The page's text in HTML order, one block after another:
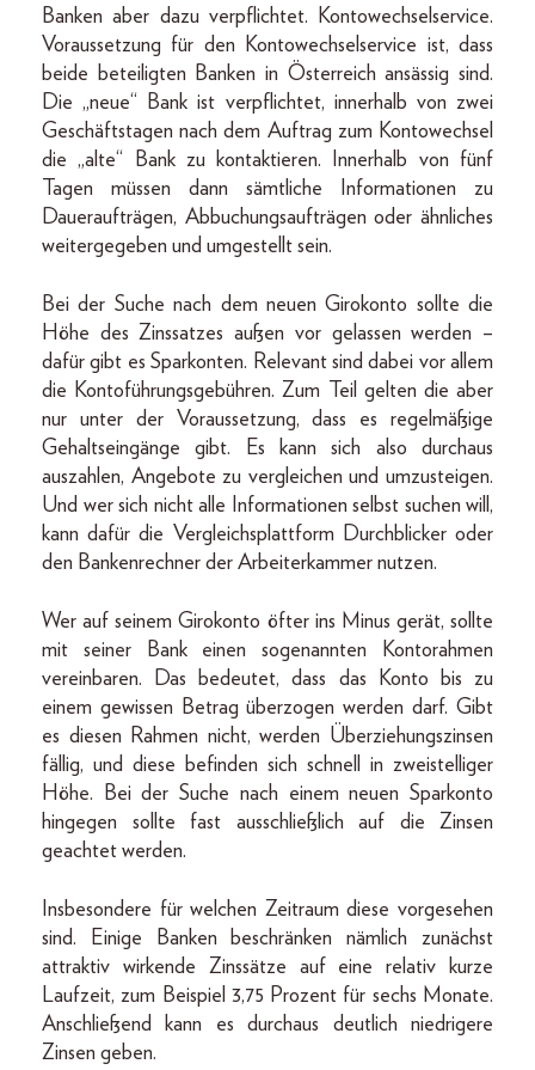
Banken aber dazu verpflichtet. Kontowechselservice.
Voraussetzung für den Kontowechselservice ist, dass
beide beteiligten Banken in Österreich ansässig sind.
Die „neue“ Bank ist verpflichtet, innerhalb von zwei
Geschäftstagen nach dem Auftrag zum Kontowechsel
die „alte“ Bank zu kontaktieren. Innerhalb von fünf
Tagen müssen dann sämtliche Informationen zu
Daueraufträgen, Abbuchungsaufträgen oder ähnliches
weitergegeben und umgestellt sein.
Bei der Suche nach dem neuen Girokonto sollte die
Höhe des Zinssatzes außen vor gelassen werden –
dafür gibt es Sparkonten. Relevant sind dabei vor allem
die Kontoführungsgebühren. Zum Teil gelten die aber
nur unter der Voraussetzung, dass es regelmäßige
Gehaltseingänge gibt. Es kann sich also durchaus
auszahlen, Angebote zu vergleichen und umzusteigen.
Und wer sich nicht alle Informationen selbst suchen will,
kann dafür die Vergleichsplattform Durchblicker oder
den Bankenrechner der Arbeiterkammer nutzen.
Wer auf seinem Girokonto öfter ins Minus gerät, sollte
mit seiner Bank einen sogenannten Kontorahmen
vereinbaren. Das bedeutet, dass das Konto bis zu
einem gewissen Betrag überzogen werden darf. Gibt
es diesen Rahmen nicht, werden Überziehungszinsen
fällig, und diese befinden sich schnell in zweistelliger
Höhe. Bei der Suche nach einem neuen Sparkonto
hingegen sollte fast ausschließlich auf die Zinsen
geachtet werden.
Insbesondere für welchen Zeitraum diese vorgesehen
sind. Einige Banken beschränken nämlich zunächst
attraktiv wirkende Zinssätze auf eine relativ kurze
Laufzeit, zum Beispiel 3,75 Prozent für sechs Monate.
Anschließend kann es durchaus deutlich niedrigere
Zinsen geben.